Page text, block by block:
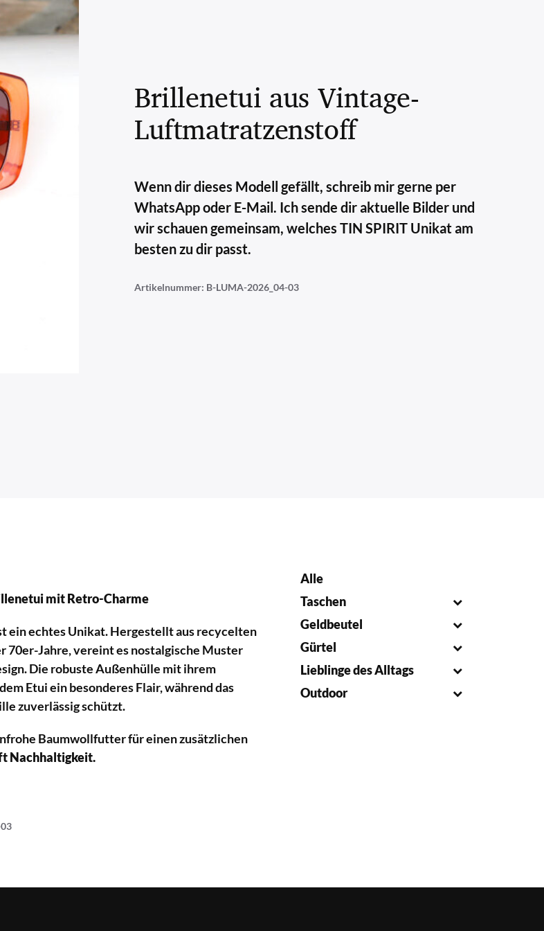
Brillenetui aus Vintage-
Luftmatratzenstoff
Wenn dir dieses Modell gefällt, schreib mir gerne per
WhatsApp oder E-Mail. Ich sende dir aktuelle Bilder und
wir schauen gemeinsam, welches TIN SPIRIT Unikat am
besten zu dir passt.
Artikelnummer: B-LUMA-2026_04-03
mit Retro-Charme
ein echtes Unikat. Hergestellt aus recycelten
70er-Jahre, vereint es nostalgische Muster
Die robuste Außenhülle mit ihrem
Etui ein besonderes Flair, während das
zuverlässig schützt.
Baumwollfutter für einen zusätzlichen
Nachhaltigkeit.
Alle
Taschen
Geldbeutel
Gürtel
Lieblinge des Alltags
Outdoor